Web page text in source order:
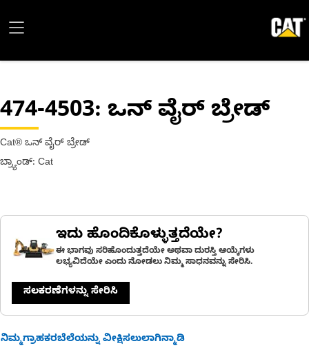
474-4503: ಒನ್ ವೈರ್ ಬ್ರೇಡ್
Cat® ಒನ್ ವೈರ್ ಬ್ರೇಡ್
ಬ್ರ್ಯಾಂಡ್: Cat
ಇದು ಹೊಂದಿಕೊಳ್ಳುತ್ತದೆಯೇ?
ಈ ಭಾಗವು ಸರಿಹೊಂದುತ್ತದೆಯೇ ಅಥವಾ ದುರಸ್ತಿ ಆಯ್ಕೆಗಳು
ಲಭ್ಯವಿದೆಯೇ ಎಂದು ನೋಡಲು ನಿಮ್ಮ ಸಾಧನವನ್ನು ಸೇರಿಸಿ.
ಸಲಕರಣೆಗಳನ್ನು ಸೇರಿಸಿ
ನಿಮ್ಮಗ್ರಾಹಕರಬೆಲೆಯನ್ನು ವೀಕ್ಷಿಸಲುಲಾಗಿನ್ಮಾಡಿ